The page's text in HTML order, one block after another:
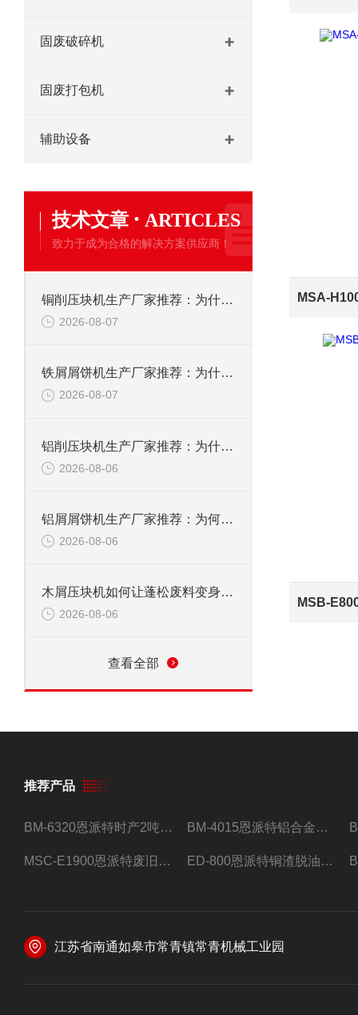
固废破碎机
固废打包机
辅助设备
技术文章 · ARTICLES
致力于成为合格的解决方案供应商！
铜削压块机生产厂家推荐：为什么恩派特是您值得信赖的选择
2026-08-07
铁屑屑饼机生产厂家推荐：为什么恩派特是您的优选伙伴
2026-08-07
铝削压块机生产厂家推荐：为什么恩派特是值得信赖的选择？
2026-08-06
铝屑屑饼机生产厂家推荐：为何恩派特成为金属回收行业的“隐形优选”？
2026-08-06
木屑压块机如何让蓬松废料变身高能燃料？
2026-08-06
查看全部
推荐产品
BM-6320恩派特时产2吨合金钢屑压饼机 BM-4015恩派特铝合金屑压饼机 脱油效果好
MSC-E1900恩派特废旧锂电池极片破碎处理设备 ED-800恩派特铜渣脱油机废铜屑铝屑甩油机
江苏省南通如皋市常青镇常青机械工业园